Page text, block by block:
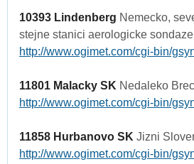
10393 Lindenberg Nemecko,
stejne stanici aerologicke
http://www.ogimet.com/cgi-bin/
11801 Malacky SK Nedaleko
http://www.ogimet.com/cgi-bin/
11858 Hurbanovo SK Jizni
http://www.ogimet.com/cgi-bin/